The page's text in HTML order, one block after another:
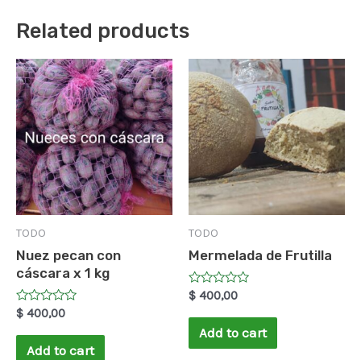
Related products
TODO
Nuez pecan con
cáscara x 1 kg
Rated
0
out
$ 400,00
Add to cart
TODO
Mermelada de Frutilla
Rated
0
out
$ 400,00
Add to cart